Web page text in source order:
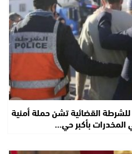
القضائية تشن حملة أمنية
بأكبر حي…